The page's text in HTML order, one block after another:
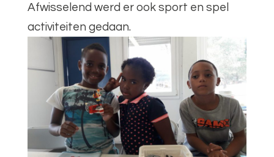
Afwisselend werd er ook sport en spel
activiteiten gedaan.